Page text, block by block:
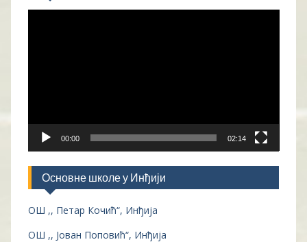
00:00 02:14
Основне школе у Инђији
ОШ ,, Петар Кочић“, Инђија
ОШ ,, Јован Поповић“, Инђија